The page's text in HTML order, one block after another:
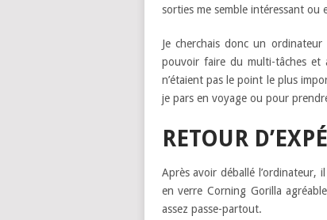
sorties me semble intéressant
Je cherchais donc un
pouvoir faire du multi-tâches et
n’étaient pas le point le plus
je pars en voyage ou pour
RETOUR
Après avoir déballé l’ordinateur,
en verre Corning Gorilla
assez passe-partout.